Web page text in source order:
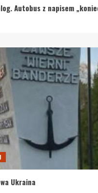
Autobus z napisem
Ukraina